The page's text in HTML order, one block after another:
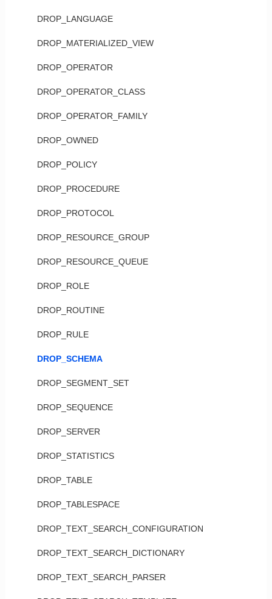
DROP_LANGUAGE
DROP_MATERIALIZED_VIEW
DROP_OPERATOR
DROP_OPERATOR_CLASS
DROP_OPERATOR_FAMILY
DROP_OWNED
DROP_POLICY
DROP_PROCEDURE
DROP_PROTOCOL
DROP_RESOURCE_GROUP
DROP_RESOURCE_QUEUE
DROP_ROLE
DROP_ROUTINE
DROP_RULE
DROP_SCHEMA
DROP_SEGMENT_SET
DROP_SEQUENCE
DROP_SERVER
DROP_STATISTICS
DROP_TABLE
DROP_TABLESPACE
DROP_TEXT_SEARCH_CONFIGURATION
DROP_TEXT_SEARCH_DICTIONARY
DROP_TEXT_SEARCH_PARSER